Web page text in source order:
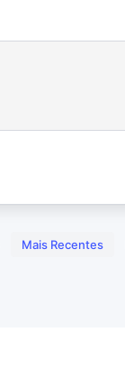
Mais Recentes